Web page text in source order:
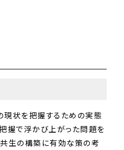
状を把握するための実態
握で浮かび上がった問題を
生の構築に有効な策の考